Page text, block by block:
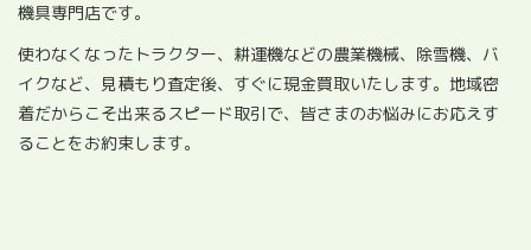
機具専門店です。
使わなくなったトラクター、耕運機などの農業機械、除雪機、バ
イクなど、見積もり査定後、すぐに現金買取いたします。地域密
着だからこそ出来るスピード取引で、皆さまのお悩みにお応えす
ることをお約束します。